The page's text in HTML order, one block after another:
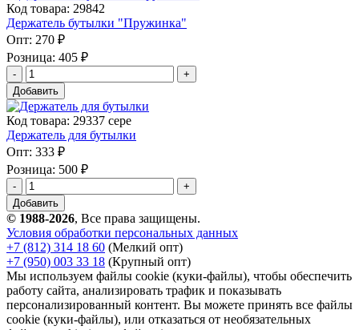
Код товара: 29842
Держатель бутылки "Пружинка"
Опт: 270 ₽
Розница: 405 ₽
Добавить
Код товара: 29337 сере
Держатель для бутылки
Опт: 333 ₽
Розница: 500 ₽
Добавить
© 1988-2026, Все права защищены.
Условия обработки персональных данных
+7 (812) 314 18 60 (Мелкий опт)
+7 (950) 003 33 18 (Крупный опт)
Мы используем файлы cookie (куки-файлы), чтобы обеспечить
работу сайта, анализировать трафик и показывать
персонализированный контент. Вы можете принять все файлы
cookie (куки-файлы), или отказаться от необязательных